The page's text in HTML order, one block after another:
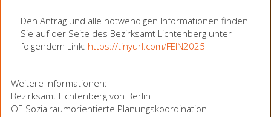
Den Antrag und alle notwendigen Informationen finden
Sie auf der Seite des Bezirksamt Lichtenberg unter
folgendem Link: https://tinyurl.com/FEIN2025
Weitere Informationen:
Bezirksamt Lichtenberg von Berlin
OE Sozialraumorientierte Planungskoordination